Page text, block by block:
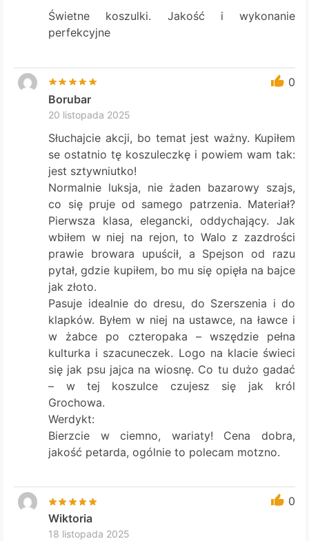
Świetne koszulki. Jakość i wykonanie
perfekcyjne
0
Borubar
20 listopada 2025
Słuchajcie akcji, bo temat jest ważny. Kupiłem
se ostatnio tę koszuleczkę i powiem wam tak:
jest sztywniutko!
Normalnie luksja, nie żaden bazarowy szajs,
co się pruje od samego patrzenia. Materiał?
Pierwsza klasa, elegancki, oddychający. Jak
wbiłem w niej na rejon, to Walo z zazdrości
prawie browara upuścił, a Spejson od razu
pytał, gdzie kupiłem, bo mu się opięła na bajce
jak złoto.
Pasuje idealnie do dresu, do Szerszenia i do
klapków. Byłem w niej na ustawce, na ławce i
w żabce po czteropaka – wszędzie pełna
kulturka i szacuneczek. Logo na klacie świeci
się jak psu jajca na wiosnę. Co tu dużo gadać
– w tej koszulce czujesz się jak król
Grochowa.
Werdykt:
Bierzcie w ciemno, wariaty! Cena dobra,
jakość petarda, ogólnie to polecam motzno.
0
Wiktoria
18 listopada 2025